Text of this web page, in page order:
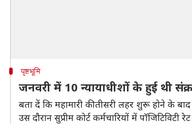
पृष्ठभूमि
जनवरी में 10 न्यायाधीशों के हुई थी
बता दें कि महामारी की तीसरी लहर शुरू होने के बाद
उस दौरान सुप्रीम कोर्ट कर्मचारियों में